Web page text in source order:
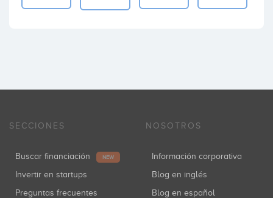
SECCIONES
Buscar financiación NEW
Invertir en startups
Preguntas frecuentes
NOSOTROS
Información corporativa
Blog en inglés
Blog en español